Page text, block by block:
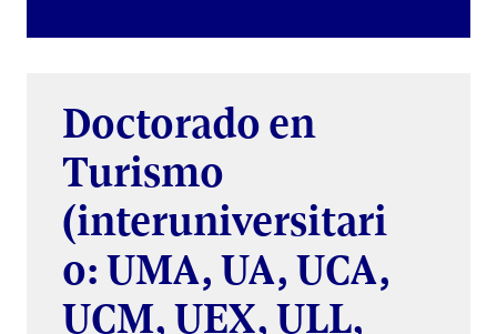
Doctorado en
Turismo
(interuniversitari
o: UMA, UA, UCA,
UCM, UEX, ULL,